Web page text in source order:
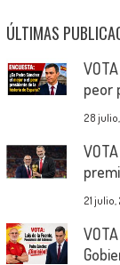
ÚLTIMAS
peor
28
21